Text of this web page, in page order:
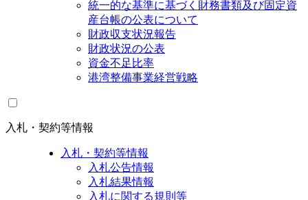
統一的な基準に基づく財務書類及び固定資
産台帳の公表について
財政収支状況報告
財政状況の公表
資金不足比率
港湾整備事業経営戦略
入札・契約等情報
入札・契約等情報
入札公告情報
入札結果情報
入札に関する規則等